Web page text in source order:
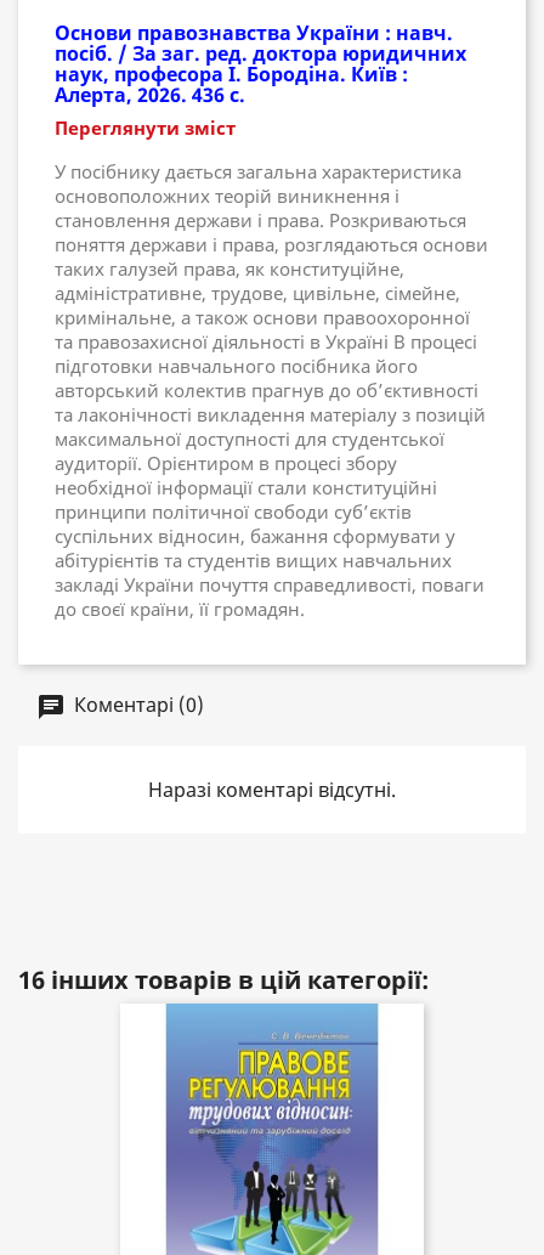
Основи правознавства України : навч.
посіб. / За заг. ред. доктора юридичних
наук, професора І. Бородіна. Київ :
Алерта, 2026. 436 с.
Переглянути зміст
У посібнику дається загальна характеристика
основоположних теорій виникнення і
становлення держави і права. Розкриваються
поняття держави і права, розглядаються основи
таких галузей права, як конституційне,
адміністративне, трудове, цивільне, сімейне,
кримінальне, а також основи правоохоронної
та правозахисної діяльності в Україні В процесі
підготовки навчального посібника його
авторський колектив прагнув до об’єктивності
та лаконічності викладення матеріалу з позицій
максимальної доступності для студентської
аудиторії. Орієнтиром в процесі збору
необхідної інформації стали конституційні
принципи політичної свободи суб’єктів
суспільних відносин, бажання сформувати у
абітурієнтів та студентів вищих навчальних
закладі України почуття справедливості, поваги
до своєї країни, її громадян.
Коментарі (0)
Наразі коментарі відсутні.
16 інших товарів в цій категорії: